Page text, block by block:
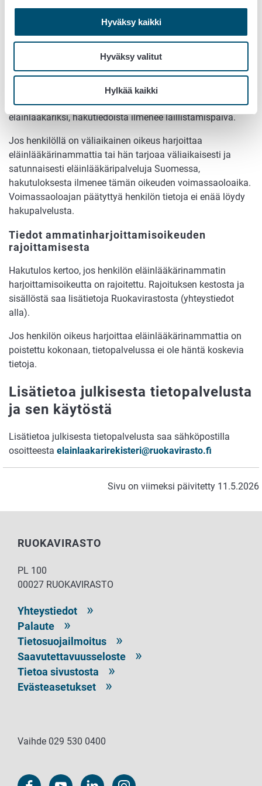
Hyväksy kaikki
Hyväksy valitut
Hylkää kaikki
Nelinumeroinen Ruokaviraston eläinlääkärinammatin
harjoittajalle antama tunnusnumero.
Tiedot ammatinharjoittamisoikeuksista
Jos kyseessä on henkilö, joka on Suomessa laillistettu
eläinlääkäriksi, hakutiedoista ilmenee laillistamispäivä.
Jos henkilöllä on väliaikainen oikeus harjoittaa
eläinlääkärinammattia tai hän tarjoaa väliaikaisesti ja
satunnaisesti eläinlääkäripalveluja Suomessa,
hakutuloksesta ilmenee tämän oikeuden voimassaoloaika.
Voimassaoloajan päätyttyä henkilön tietoja ei enää löydy
hakupalvelusta.
Tiedot ammatinharjoittamisoikeuden
rajoittamisesta
Hakutulos kertoo, jos henkilön eläinlääkärinammatin
harjoittamisoikeutta on rajoitettu. Rajoituksen kestosta ja
sisällöstä saa lisätietoja Ruokavirastosta (yhteystiedot
alla).
Jos henkilön oikeus harjoittaa eläinlääkärinammattia on
poistettu kokonaan, tietopalvelussa ei ole häntä koskevia
tietoja.
Lisätietoa julkisesta tietopalvelusta
ja sen käytöstä
Lisätietoa julkisesta tietopalvelusta saa sähköpostilla
osoitteesta elainlaakarirekisteri@ruokavirasto.fi
Sivu on viimeksi päivitetty 11.5.2026
RUOKAVIRASTO
PL 100
00027 RUOKAVIRASTO
Yhteystiedot
Palaute
Tietosuojailmoitus
Saavutettavuusseloste
Tietoa sivustosta
Evästeasetukset
Vaihde 029 530 0400